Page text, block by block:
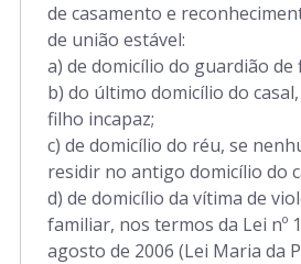
de casamento e
de união estável:
a) de domicílio do guardião de
b) do último domicílio do
filho incapaz;
c) de domicílio do réu, se
residir no antigo domicílio do
d) de domicílio da vítima de
familiar, nos termos da Lei nº
agosto de 2006 (Lei Maria da